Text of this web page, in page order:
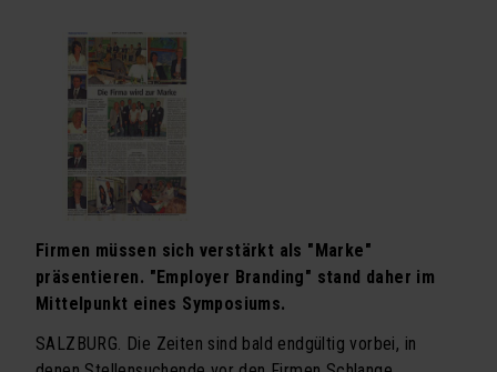
Seminarprogramm
Exklusivtermine für Firmen
Newsletter Seminarprogramm
VORTRÄGE
Exklusivtermine für Firmen
Schachmatt dem Firmentod
Firmen müssen sich verstärkt als "Marke"
präsentieren. "Employer Branding" stand daher im
Mittelpunkt eines Symposiums.
SALZBURG. Die Zeiten sind bald endgültig vorbei, in